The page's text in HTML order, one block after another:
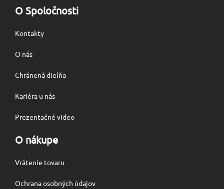
O Spoločnosti
Kontakty
O nás
Chránená dielňa
Kariéra u nás
Prezentačné video
O nákupe
Vrátenie tovaru
Ochrana osobných údajov